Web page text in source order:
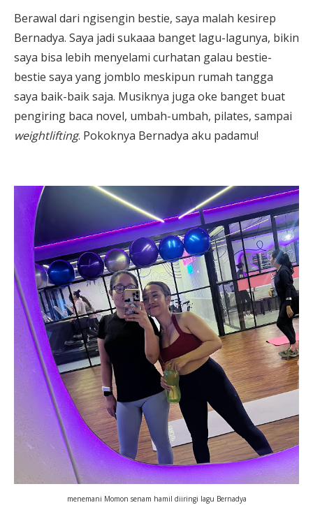
Berawal dari ngisengin bestie, saya malah kesirep
Bernadya. Saya jadi sukaaa banget lagu-lagunya, bikin
saya bisa lebih menyelami curhatan galau bestie-
bestie saya yang jomblo meskipun rumah tangga
saya baik-baik saja. Musiknya juga oke banget buat
pengiring baca novel, umbah-umbah, pilates, sampai
weightlifting. Pokoknya Bernadya aku padamu!
menemani Momon senam hamil diiringi lagu Bernadya